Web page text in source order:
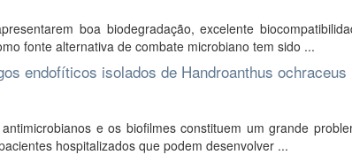
boa biodegradação, excelente
fonte alternativa de combate microbiano tem sido ...
endofíticos isolados de Handroanthus ochraceus
e os biofilmes constituem um grande
hospitalizados que podem desenvolver ...